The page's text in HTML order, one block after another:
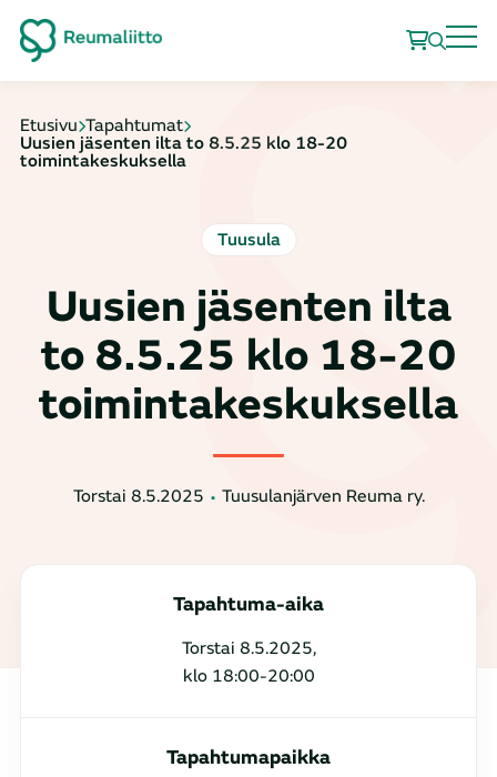
Etusivu Tapahtumat
Uusien jäsenten ilta to 8.5.25 klo 18-20
toimintakeskuksella
Tuusula
Uusien jäsenten ilta
to 8.5.25 klo 18-20
toimintakeskuksella
Torstai 8.5.2025 Tuusulanjärven Reuma ry.
Tapahtuma-aika
Torstai 8.5.2025,
klo 18:00-20:00
Tapahtumapaikka